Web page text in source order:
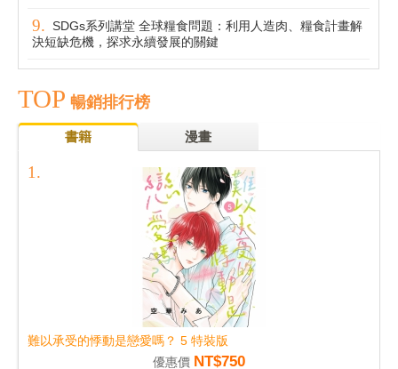
SDGs系列講堂 全球糧食問題：利用人造肉、糧食計畫解
決短缺危機，探求永續發展的關鍵
TOP 暢銷排行榜
書籍 漫畫
難以承受的悸動是戀愛嗎？ 5 特裝版
優惠價 NT$750